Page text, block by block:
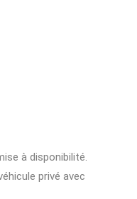
à disponibilité.
privé avec